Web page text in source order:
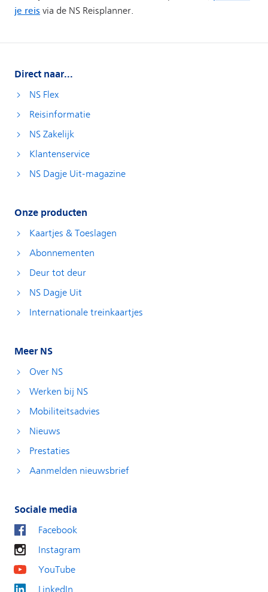
Direct naar...
NS Flex
Reisinformatie
NS Zakelijk
Klantenservice
NS Dagje Uit-magazine
Onze producten
Kaartjes & Toeslagen
Abonnementen
Deur tot deur
NS Dagje Uit
Internationale treinkaartjes
Meer NS
Over NS
Werken bij NS
Mobiliteitsadvies
Nieuws
Prestaties
Aanmelden nieuwsbrief
Sociale media
Facebook
Instagram
YouTube
LinkedIn